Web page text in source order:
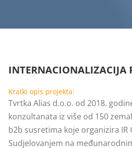
INTERNACIONALIZACIJA
Kratki opis projekta:
Tvrtka Alias d.o.o. od 2018.
konzultanata iz više od 150
b2b susretima koje organizira
Sudjelovanjem na